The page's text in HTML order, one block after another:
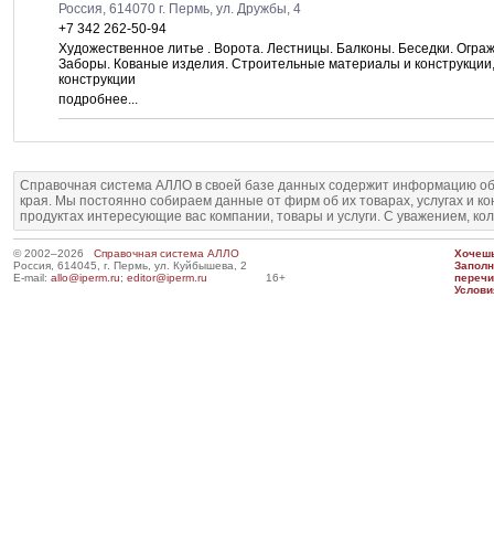
Россия, 614070 г. Пермь, ул. Дружбы, 4
+7 342 262-50-94
Художественное литье . Ворота. Лестницы. Балконы. Беседки.
Заборы. Кованые изделия. Строительные материалы и
конструкции
подробнее...
Справочная система АЛЛО в своей базе данных содержит информацию
края. Мы постоянно собираем данные от фирм об их товарах, услугах и
продуктах интересующие вас компании, товары и услуги. С уважением,
© 2002–2026 Справочная система АЛЛО
Россия, 614045, г. Пермь, ул. Куйбышева, 2
E-mail: allo@iperm.ru; editor@iperm.ru 16+